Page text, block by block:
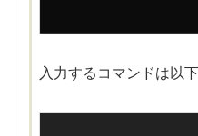
入力するコマンドは以